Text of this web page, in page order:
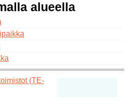
alueella
(TE-